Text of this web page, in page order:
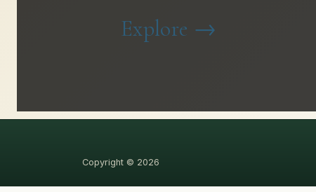
Explore →
Copyright © 2026